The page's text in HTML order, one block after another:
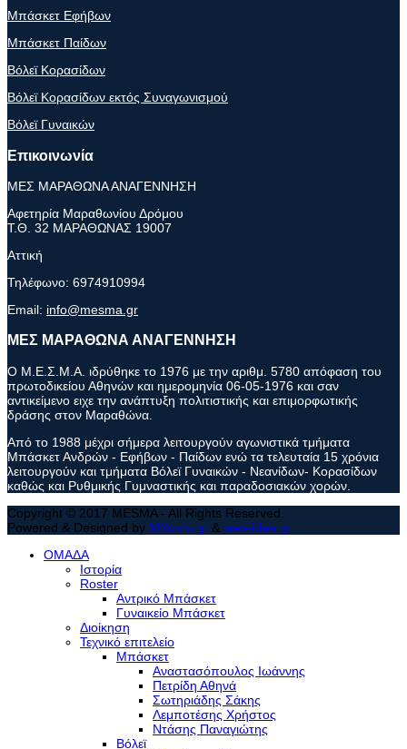
Μπάσκετ Εφήβων
Μπάσκετ Παίδων
Βόλεϊ Κορασίδων
Βόλεϊ Κορασίδων εκτός Συναγωνισμού
Βόλεϊ Γυναικών
Επικοινωνία
ΜΕΣ ΜΑΡΑΘΩΝΑ ΑΝΑΓΕΝΝΗΣΗ
Αφετηρία Μαραθωνίου Δρόμου
Τ.Θ. 32 ΜΑΡΑΘΩΝΑΣ 19007
Αττική
Τηλέφωνο: 6974910994
Email: info@mesma.gr
ΜΕΣ ΜΑΡΑΘΩΝΑ ΑΝΑΓΕΝΝΗΣΗ
Ο Μ.Ε.Σ.Μ.Α. ιδρύθηκε το 1976 με την αριθμ. 5780 απόφαση του
πρωτοδικείου Αθηνών και ημερομηνία 06-05-1976 και σαν
αντικείμενο ειχε την ανάπτυξη πολιτιστικής και επιμορφωτικής
δράσης στον Μαραθώνα.
Από το 1988 μέχρι σήμερα λειτουργούν αγωνιστικά τμήματα
Μπάσκετ Ανδρών - Εφήβων - Παίδων ενώ τα τελευταία 15 χρόνια
λειτουργούν και τμήματα Βόλεϊ Γυναικών - Νεανίδων- Κορασίδων
καθώς και Ρυθμικής Γυμναστικής και παραδοσιακών χορών.
Copyright © 2017 MESMA - All Rights Reserved.
Powered & Designed by MXcom.gr & web-idea.gr
ΟΜΑΔΑ
Ιστορία
Roster
Αντρικό Μπάσκετ
Γυναικείο Μπάσκετ
Διοίκηση
Τεχνικό επιτελείο
Μπάσκετ
Αναστασόπουλος Ιωάννης
Πετρίδη Αθηνά
Σωτηριάδης Σάκης
Λεμποτέσης Χρήστος
Ντάσης Παναγιώτης
Βόλεϊ